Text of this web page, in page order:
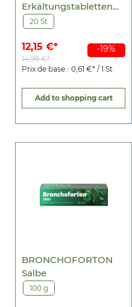
-19%
Erkältungstabletten
200 mg/30 mg FTA
20 St
12,15 €*
14,99 €*
Prix de base : 0,61 €* / 1 St
Add to shopping cart
BRONCHOFORTON
Salbe
100 g